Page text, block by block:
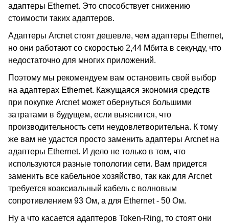
адаптеры Ethernet. Это способствует снижению
стоимости таких адаптеров.
Адаптеры Arcnet стоят дешевле, чем адаптеры Ethernet,
но они работают со скоростью 2,44 Мбита в секунду, что
недостаточно для многих приложений.
Поэтому мы рекомендуем вам остановить свой выбор
на адаптерах Ethernet. Кажущаяся экономия средств
при покупке Arcnet может обернуться большими
затратами в будущем, если выяснится, что
производительность сети неудовлетворительна. К тому
же вам не удастся просто заменить адаптеры Arcnet на
адаптеры Ethernet. И дело не только в том, что
используются разные топологии сети. Вам придется
заменить все кабельное хозяйство, так как для Arcnet
требуется коаксиальный кабель с волновым
сопротивлением 93 Ом, а для Ethernet - 50 Ом.
Ну а что касается адаптеров Token-Ring, то стоят они